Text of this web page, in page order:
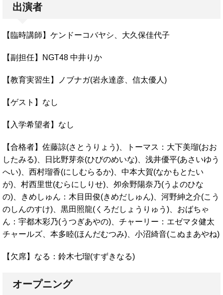
出演者
【臨時講師】ケンドーコバヤシ、大久保佳代子
【副担任】NGT48 中井りか
【教育実習生】ノブナガ(岩永達彦、信太優人)
【ゲスト】なし
【入学希望者】なし
【合格者】佐藤諒(さとうりょう)、トーマス：大下美瑠(おお
したみる)、日比野芽奈(ひびのめいな)、浅井優平(あさいゆう
へい)、西村瑠香(にしむらるか)、中本大賀(なかもとたい
が)、村西里世(むらにしりせ)、夘余野陽奈乃(うよのひな
の)、きめしゅん：木目田俊(きめだしゅん)、河野紳之介(こう
のしんのすけ)、黒田照龍(くろだしょうりゅう)、おばちゃ
ん：宇都木彩乃(うつぎあやの)、チャーリー：エゼマタ健太
チャールズ、本多睦(ほんだむつみ)、小沼綺音(こぬまあやね)
【欠席】なる：鈴木七瑠(すずきなる)
オープニング